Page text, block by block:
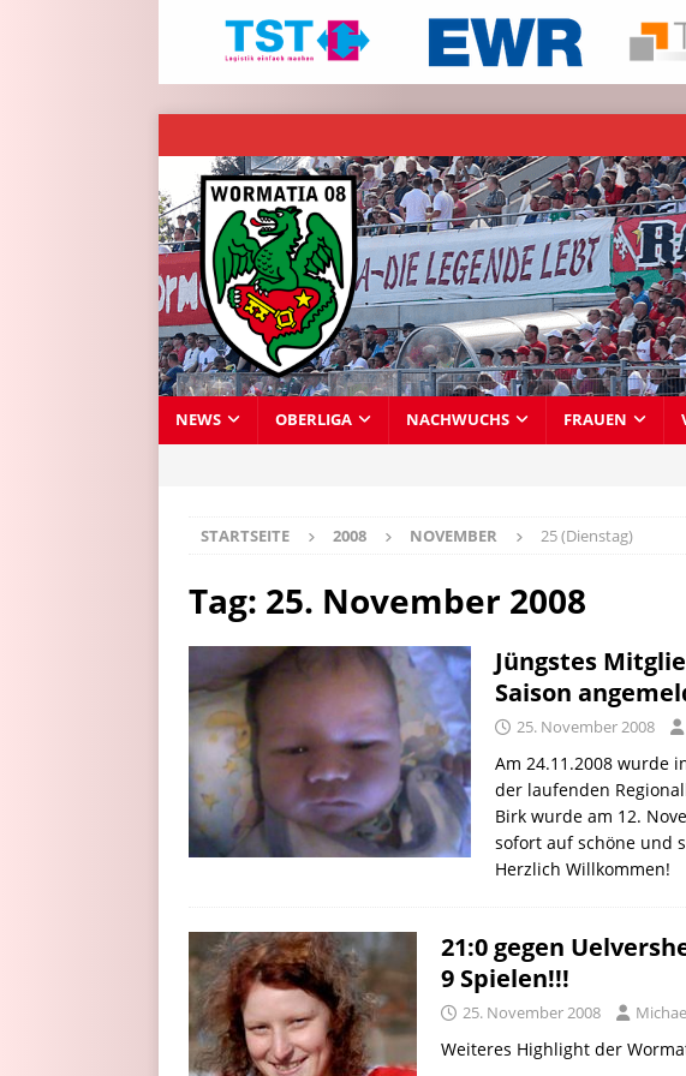
NEWS OBERLIGA NACHWUCHS FRAUEN
STARTSEITE 2008 NOVEMBER 25 (Dienstag)
Tag: 25. November 2008
Jüngstes
Saison
25. November 2008
Am 24.11.2008 wurde
der laufenden
Birk wurde am 12.
sofort auf schöne und
Herzlich Willkommen!
21:0 gegen
9 Spielen!!!
25. November 2008
Weiteres Highlight der